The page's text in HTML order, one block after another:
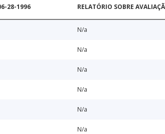
28-1996 RELATÓRIO SOBRE
N/a
N/a
N/a
N/a
N/a
N/a